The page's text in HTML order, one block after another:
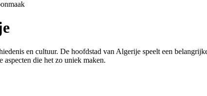
en cultuur. De hoofdstad van Algerije speelt een
die het zo uniek maken.